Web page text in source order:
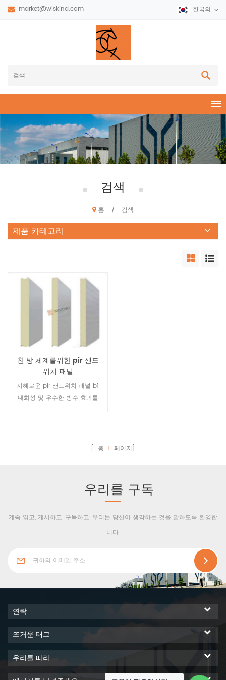
market@wiskind.com 한국의
검색
홈 / 검색
제품 카테고리
찬 방 체계를위한 pir 샌드
위치 패널
지혜로운 pir 샌드위치 패널 b1
내화성 및 우수한 방수 효과를
≤0.020. 고효율 단열 효과가[ 총 1 페이지]
우리를 구독
계속 읽고, 게시하고, 구독하고, 우리는 당신이 생각하는 것을 말하도록 환영합
니다.
연락
뜨거운 태그
우리를 따라